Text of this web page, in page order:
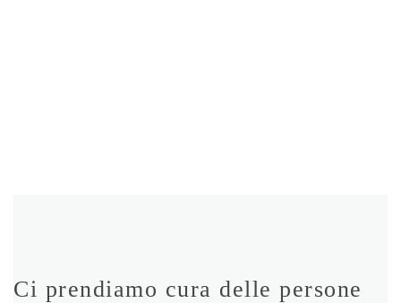
Ci prendiamo cura delle persone